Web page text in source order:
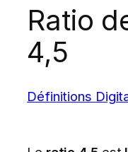
Ratio
4,5
Définitions